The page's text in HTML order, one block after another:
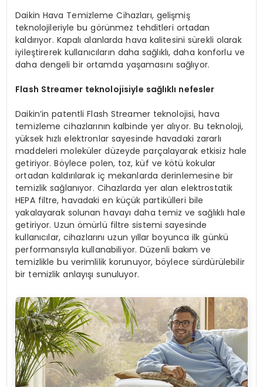
Daikin Hava Temizleme Cihazları, gelişmiş
teknolojileriyle bu görünmez tehditleri ortadan
kaldırıyor. Kapalı alanlarda hava kalitesini sürekli olarak
iyileştirerek kullanıcıların daha sağlıklı, daha konforlu ve
daha dengeli bir ortamda yaşamasını sağlıyor.
Flash Streamer teknolojisiyle sağlıklı nefesler
Daikin’in patentli Flash Streamer teknolojisi, hava
temizleme cihazlarının kalbinde yer alıyor. Bu teknoloji,
yüksek hızlı elektronlar sayesinde havadaki zararlı
maddeleri moleküler düzeyde parçalayarak etkisiz hale
getiriyor. Böylece polen, toz, küf ve kötü kokular
ortadan kaldırılarak iç mekanlarda derinlemesine bir
temizlik sağlanıyor. Cihazlarda yer alan elektrostatik
HEPA filtre, havadaki en küçük partikülleri bile
yakalayarak solunan havayı daha temiz ve sağlıklı hale
getiriyor. Uzun ömürlü filtre sistemi sayesinde
kullanıcılar, cihazlarını uzun yıllar boyunca ilk günkü
performansıyla kullanabiliyor. Düzenli bakım ve
temizlikle bu verimlilik korunuyor, böylece sürdürülebilir
bir temizlik anlayışı sunuluyor.